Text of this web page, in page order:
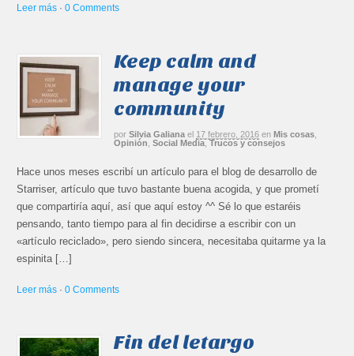
Leer más ·0 Comments
Keep calm and
manage your
community
por Silvia Galiana el 17 febrero, 2016 en Mis cosas
Opinión ,Social Media,Trucos y consejos
Hace unos meses escribí un artículo para el blog de desarrollo de
Starriser, artículo que tuvo bastante buena acogida, y que prometí
que compartiría aquí, así que aquí estoy ^^ Sé lo que estaréis
pensando, tanto tiempo para al fin decidirse a escribir con un
«artículo reciclado», pero siendo sincera, necesitaba quitarme ya la
espinita […]
Leer más ·0 Comments
Fin del letargo